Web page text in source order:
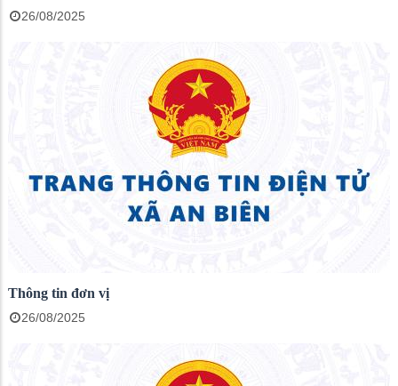
26/08/2025
Thông tin đơn vị
26/08/2025